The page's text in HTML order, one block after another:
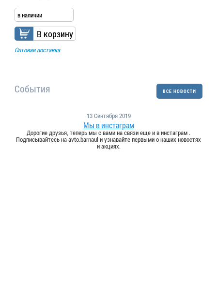
ВСЕ НОВОСТИ
События
13 Сентября 2019
Мы в инстаграм
Дорогие друзья, теперь мы с вами на связи еще и в инстаграм .
Подписывайтесь на avto.barnaul и узнавайте первыми о наших новостях
и акциях.
в наличии
В корзину
Оптовая поставка